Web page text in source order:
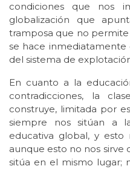
condiciones que nos
globalización que
tramposa que no
se hace
del sistema de
En cuanto a la
contradicciones, la
construye, limitada por
siempre nos sitúan a
educativa global, y esto
aunque esto no nos
sitúa en el mismo lugar;